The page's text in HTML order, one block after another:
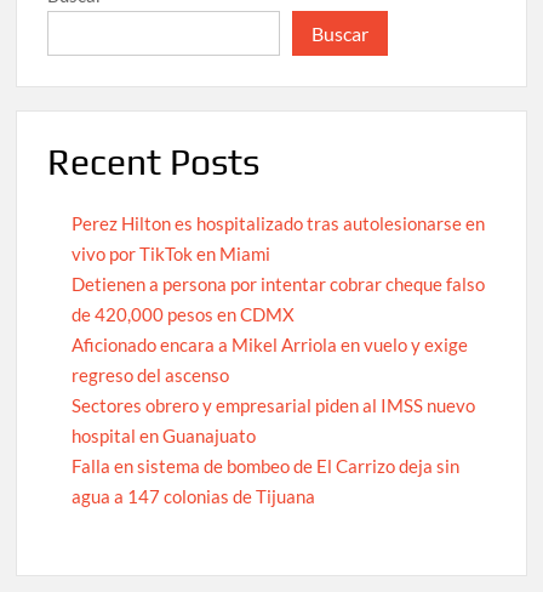
Buscar
Recent Posts
Perez Hilton es hospitalizado tras autolesionarse en
vivo por TikTok en Miami
Detienen a persona por intentar cobrar cheque falso
de 420,000 pesos en CDMX
Aficionado encara a Mikel Arriola en vuelo y exige
regreso del ascenso
Sectores obrero y empresarial piden al IMSS nuevo
hospital en Guanajuato
Falla en sistema de bombeo de El Carrizo deja sin
agua a 147 colonias de Tijuana